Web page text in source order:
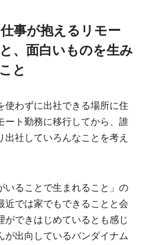
事が抱えるリモー
、面白いものを生み
と
使わずに出社できる場所に住
ート勤務に移行してから、誰
出社していろんなことを考え
いることで生まれること」の
近では家でもできることと会
ができはじめているとも感じ
が出向しているバンダイナム